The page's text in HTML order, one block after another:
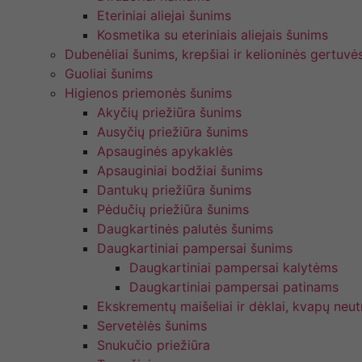
Eteriniai aliejai šunims
Kosmetika su eteriniais aliejais šunims
Dubenėliai šunims, krepšiai ir kelioninės
Guoliai šunims
Higienos priemonės šunims
Akyčių priežiūra šunims
Ausyčių priežiūra šunims
Apsauginės apykaklės
Apsauginiai bodžiai šunims
Dantukų priežiūra šunims
Pėdučių priežiūra šunims
Daugkartinės palutės šunims
Daugkartiniai pampersai šunims
Daugkartiniai pampersai kalytėms
Daugkartiniai pampersai patinams
Ekskrementų maišeliai ir dėklai, kvapų
Servetėlės šunims
Snukučio priežiūra